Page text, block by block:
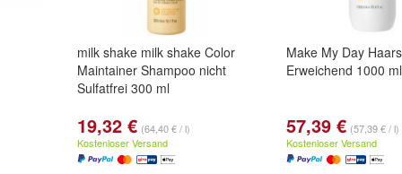
milk shake milk shake Color
Maintainer Shampoo nicht
Sulfatfrei 300 ml
19,32 € (64,40 € / l)
Kostenloser Versand
Make My Day
Erweichend 1000 ml
57,39 € (57,39 € / l)
Kostenloser Versand